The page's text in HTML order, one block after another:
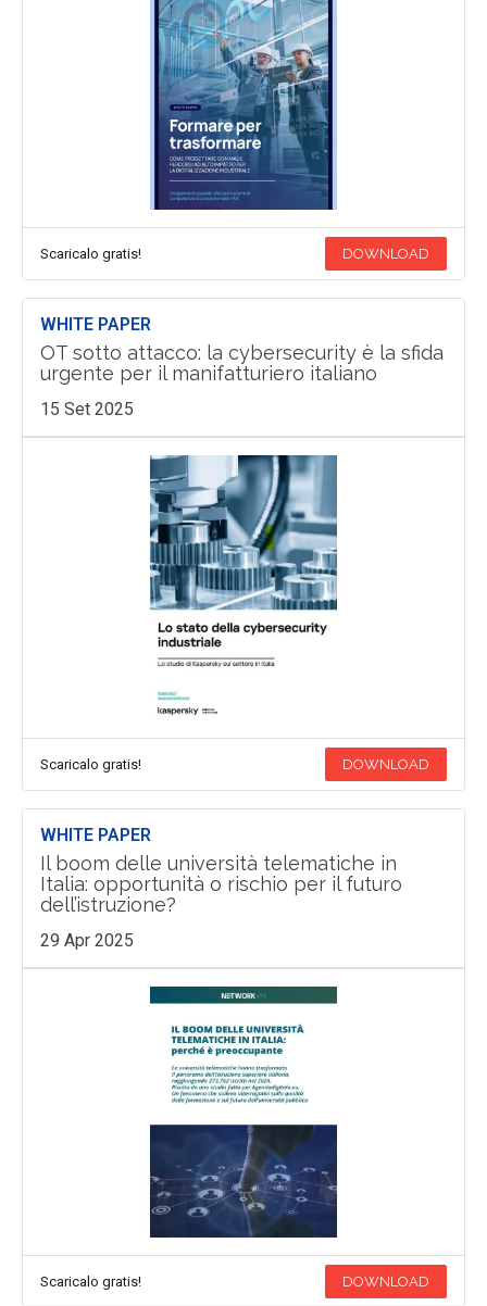
Scaricalo gratis! DOWNLOAD
WHITE PAPER
OT sotto attacco: la cybersecurity è la sfida
urgente per il manifatturiero italiano
15 Set 2025
Scaricalo gratis! DOWNLOAD
WHITE PAPER
Il boom delle università telematiche in
Italia: opportunità o rischio per il futuro
dell’istruzione?
29 Apr 2025
Scaricalo gratis! DOWNLOAD